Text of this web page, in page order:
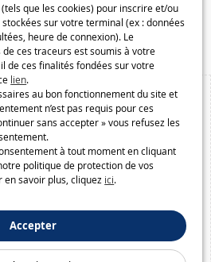
que les cookies) pour inscrire et/ou
sur votre terminal (ex : données
heure de connexion). Le
ces traceurs est soumis à votre
de ces finalités fondées sur votre
lien.
au bon fonctionnement du site et
n’est pas requis pour ces
sans accepter » vous refusez les
à tout moment en cliquant
politique de protection de vos
en savoir plus, cliquez ici.
Accepter